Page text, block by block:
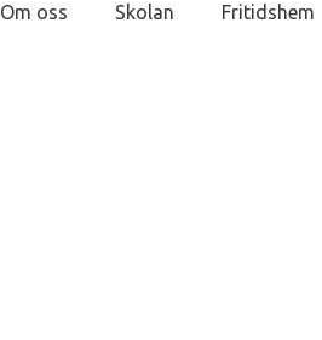
Om oss Skolan Fritidshem